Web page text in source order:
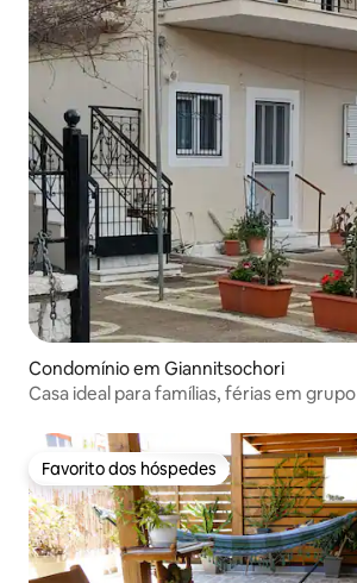
Condomínio em Giannitsochori
Casa ideal para famílias, férias em grupo
Favorito dos hóspedes
Favorito dos hóspedes